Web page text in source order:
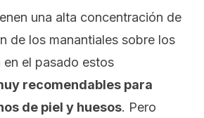
una alta concentración de
de los manantiales sobre los
el pasado estos
recomendables para
de piel y huesos. Pero